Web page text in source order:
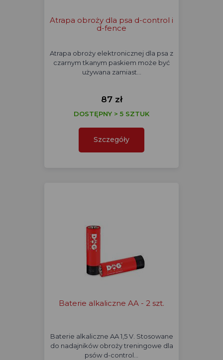
Atrapa obroży dla psa d-control i
d-fence
Atrapa obroży elektronicznej dla psa z
czarnym tkanym paskiem może być
używana zamiast…
87 zł
DOSTĘPNY > 5 SZTUK
Szczegóły
Baterie alkaliczne AA - 2 szt.
Baterie alkaliczne AA 1,5 V. Stosowane
do nadajników obroży treningowe dla
psów d-control…